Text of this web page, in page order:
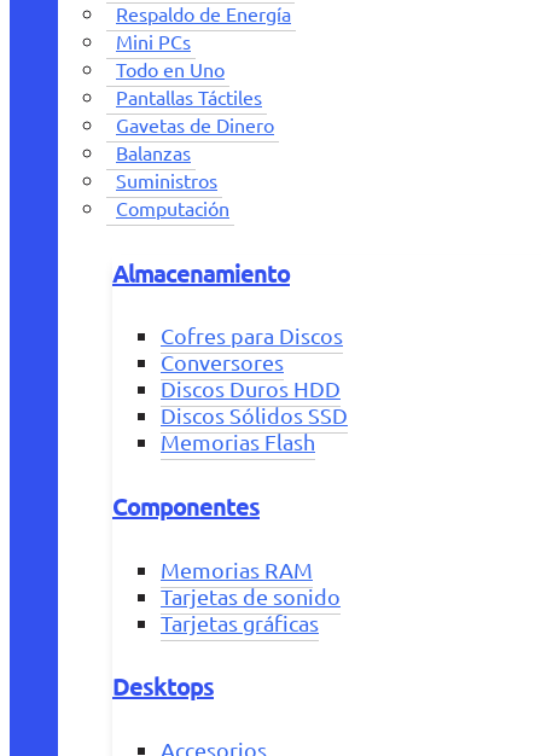
Respaldo de Energía
Mini PCs
Todo en Uno
Pantallas Táctiles
Gavetas de Dinero
Balanzas
Suministros
Computación
Almacenamiento
Cofres para Discos
Conversores
Discos Duros HDD
Discos Sólidos SSD
Memorias Flash
Componentes
Memorias RAM
Tarjetas de sonido
Tarjetas gráficas
Desktops
Accesorios